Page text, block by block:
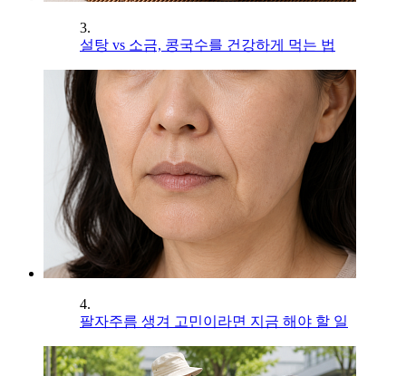
3.
설탕 vs 소금, 콩국수를 건강하게 먹는 법
4.
팔자주름 생겨 고민이라면 지금 해야 할 일